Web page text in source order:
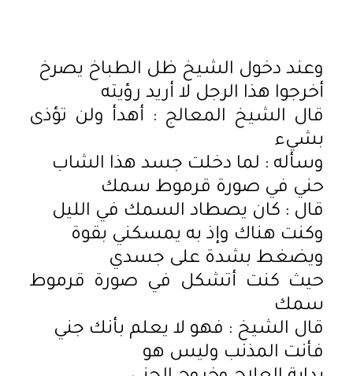
وعند دخول الشيخ ظل الطباخ يصرخ
أخرجوا هذا الرجل لا أريد رؤيته
قال الشيخ المعالج : أهدأ ولن تؤذى
بشيء
وسأله : لما دخلت جسد هذا الشاب
حني في صورة قرموط سمك
قال : كان يصطاد السمك في الليل
وكنت هناك وإذ به يمسكني بقوة
ويضغط بشدة على جسدي
حيث كنت أتشكل في صورة قرموط
سمك
قال الشيخ : فهو لا يعلم بأنك جني
فأنت المذنب وليس هو